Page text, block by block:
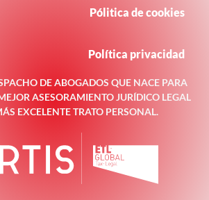
DE ABOGADOS QUE NACE PARA
ASESORAMIENTO JURÍDICO LEGAL
EXCELENTE TRATO PERSONAL.
Pólitica de cookies
Política privacidad